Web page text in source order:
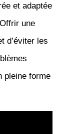
et adaptée
une
d’éviter les
pleine forme